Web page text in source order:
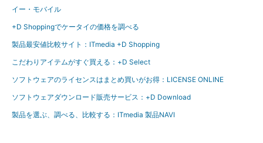
イー・モバイル
+D Shoppingでケータイの価格を調べる
製品最安値比較サイト：ITmedia +D Shopping
こだわりアイテムがすぐ買える：+D Select
ソフトウェアのライセンスはまとめ買いがお得：LICENSE ONLINE
ソフトウェアダウンロード販売サービス：+D Download
製品を選ぶ、調べる、比較する：ITmedia 製品NAVI